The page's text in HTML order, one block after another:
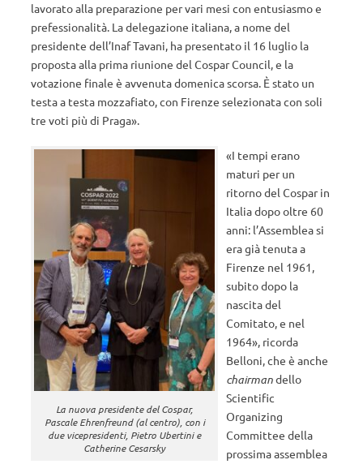
lavorato alla preparazione per vari mesi con entusiasmo e
prefessionalità. La delegazione italiana, a nome del
presidente dell’Inaf Tavani, ha presentato il 16 luglio la
proposta alla prima riunione del Cospar Council, e la
votazione finale è avvenuta domenica scorsa. È stato un
testa a testa mozzafiato, con Firenze selezionata con soli
tre voti più di Praga».
La nuova presidente del Cospar,
Pascale Ehrenfreund (al centro), con i
due vicepresidenti, Pietro Ubertini e
Catherine Cesarsky
«I tempi erano
maturi per un
ritorno del Cospar in
Italia dopo oltre 60
anni: l’Assemblea si
era già tenuta a
Firenze nel 1961,
subito dopo la
nascita del
Comitato, e nel
1964», ricorda
Belloni, che è anche
chairmandello
Scientific
Organizing
Committee della
prossima assemblea